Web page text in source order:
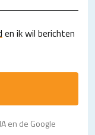
en ik wil berichten
en de Google